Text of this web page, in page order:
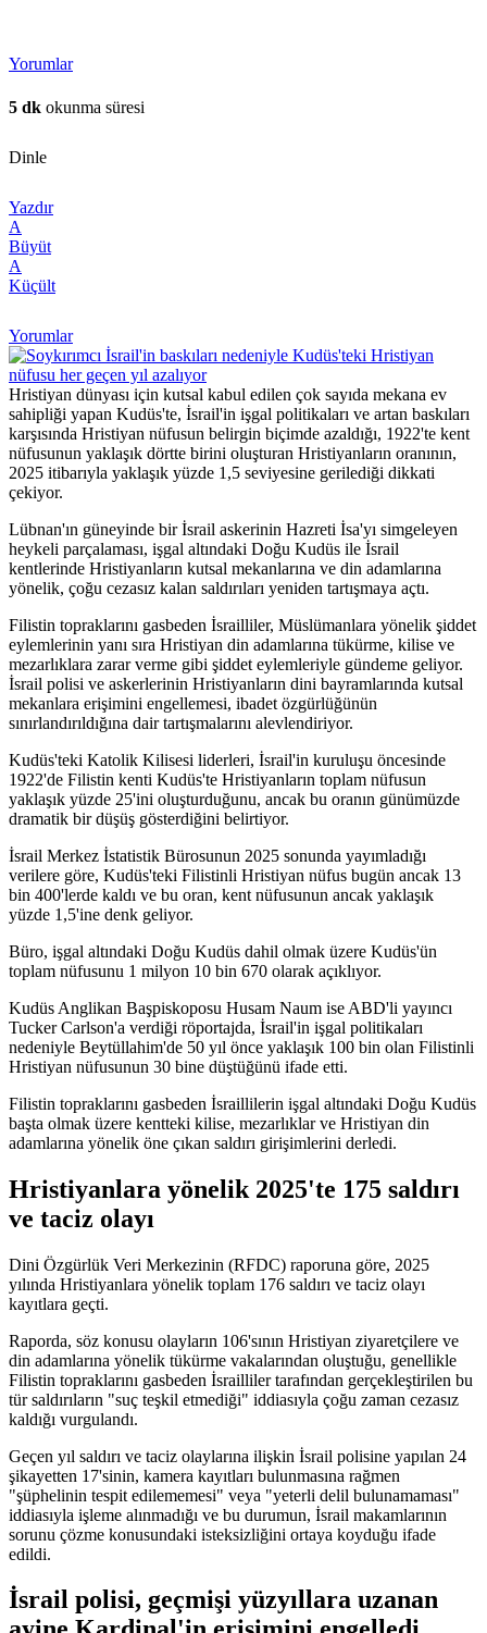
Yorumlar
5 dk okunma süresi
Dinle
Yazdır
A
Büyüt
A
Küçült
Yorumlar
Hristiyan dünyası için kutsal kabul edilen çok sayıda mekana ev
sahipliği yapan Kudüs'te, İsrail'in işgal politikaları ve artan baskıları
karşısında Hristiyan nüfusun belirgin biçimde azaldığı, 1922'te kent
nüfusunun yaklaşık dörtte birini oluşturan Hristiyanların oranının,
2025 itibarıyla yaklaşık yüzde 1,5 seviyesine gerilediği dikkati
çekiyor.
Lübnan'ın güneyinde bir İsrail askerinin Hazreti İsa'yı simgeleyen
heykeli parçalaması, işgal altındaki Doğu Kudüs ile İsrail
kentlerinde Hristiyanların kutsal mekanlarına ve din adamlarına
yönelik, çoğu cezasız kalan saldırıları yeniden tartışmaya açtı.
Filistin topraklarını gasbeden İsrailliler, Müslümanlara yönelik şiddet
eylemlerinin yanı sıra Hristiyan din adamlarına tükürme, kilise ve
mezarlıklara zarar verme gibi şiddet eylemleriyle gündeme geliyor.
İsrail polisi ve askerlerinin Hristiyanların dini bayramlarında kutsal
mekanlara erişimini engellemesi, ibadet özgürlüğünün
sınırlandırıldığına dair tartışmalarını alevlendiriyor.
Kudüs'teki Katolik Kilisesi liderleri, İsrail'in kuruluşu öncesinde
1922'de Filistin kenti Kudüs'te Hristiyanların toplam nüfusun
yaklaşık yüzde 25'ini oluşturduğunu, ancak bu oranın günümüzde
dramatik bir düşüş gösterdiğini belirtiyor.
İsrail Merkez İstatistik Bürosunun 2025 sonunda yayımladığı
verilere göre, Kudüs'teki Filistinli Hristiyan nüfus bugün ancak 13
bin 400'lerde kaldı ve bu oran, kent nüfusunun ancak yaklaşık
yüzde 1,5'ine denk geliyor.
Büro, işgal altındaki Doğu Kudüs dahil olmak üzere Kudüs'ün
toplam nüfusunu 1 milyon 10 bin 670 olarak açıklıyor.
Kudüs Anglikan Başpiskoposu Husam Naum ise ABD'li yayıncı
Tucker Carlson'a verdiği röportajda, İsrail'in işgal politikaları
nedeniyle Beytüllahim'de 50 yıl önce yaklaşık 100 bin olan Filistinli
Hristiyan nüfusunun 30 bine düştüğünü ifade etti.
Filistin topraklarını gasbeden İsraillilerin işgal altındaki Doğu Kudüs
başta olmak üzere kentteki kilise, mezarlıklar ve Hristiyan din
adamlarına yönelik öne çıkan saldırı girişimlerini derledi.
Hristiyanlara yönelik 2025'te 175 saldırı
ve taciz olayı
Dini Özgürlük Veri Merkezinin (RFDC) raporuna göre, 2025
yılında Hristiyanlara yönelik toplam 176 saldırı ve taciz olayı
kayıtlara geçti.
Raporda, söz konusu olayların 106'sının Hristiyan ziyaretçilere ve
din adamlarına yönelik tükürme vakalarından oluştuğu, genellikle
Filistin topraklarını gasbeden İsrailliler tarafından gerçekleştirilen bu
tür saldırıların "suç teşkil etmediği" iddiasıyla çoğu zaman cezasız
kaldığı vurgulandı.
Geçen yıl saldırı ve taciz olaylarına ilişkin İsrail polisine yapılan 24
şikayetten 17'sinin, kamera kayıtları bulunmasına rağmen
"şüphelinin tespit edilememesi" veya "yeterli delil bulunamaması"
iddiasıyla işleme alınmadığı ve bu durumun, İsrail makamlarının
sorunu çözme konusundaki isteksizliğini ortaya koyduğu ifade
edildi.
İsrail polisi, geçmişi yüzyıllara uzanan